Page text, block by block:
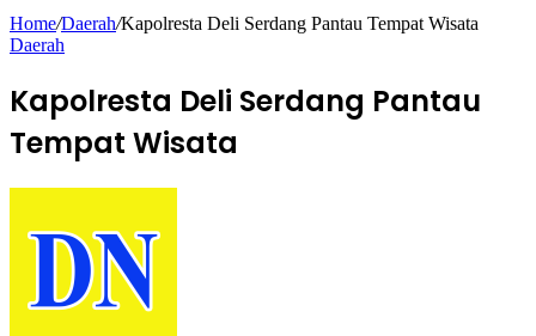
Home/Daerah/Kapolresta Deli Serdang Pantau Tempat Wisata
Daerah
Kapolresta Deli Serdang Pantau
Tempat Wisata